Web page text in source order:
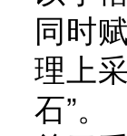
同时
理上
石”。